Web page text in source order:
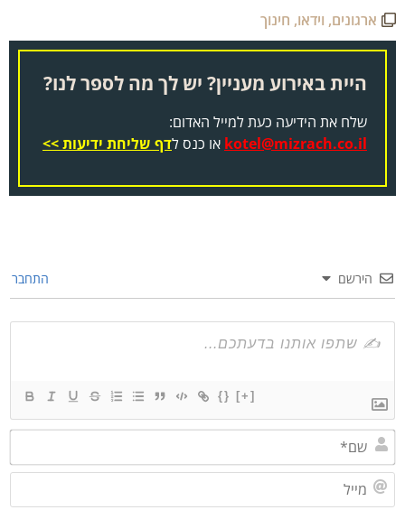
ארגונים,וידאו,חינוך
היית באירוע מעניין? יש לך מה לספר לנו?
שלח את הידיעה כעת למייל האדום:
kotel@mizrach.co.ilאו כנס לדף שליחת ידיעות >>
הירשם התחבר
{}
שם*
מייל